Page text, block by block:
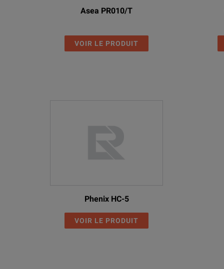
Asea PR010/T
VOIR LE PRODUIT
Phenix HC-5
VOIR LE PRODUIT